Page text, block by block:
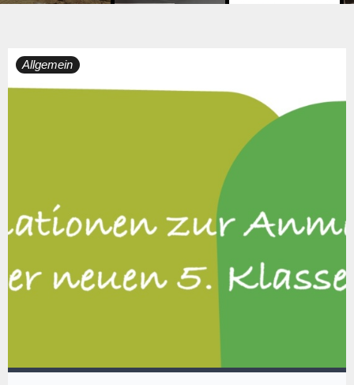
Tag:
Allgemein